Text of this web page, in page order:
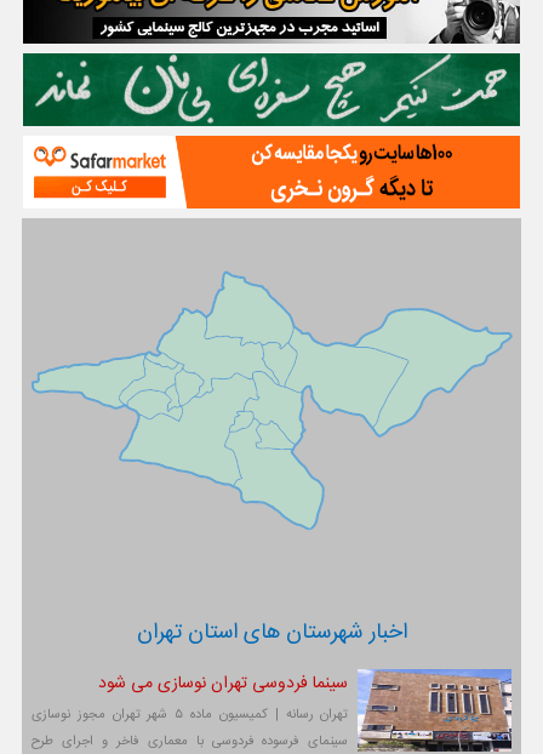
اخبار شهرستان های استان تهران
سینما فردوسی تهران نوسازی می شود
تهران رسانه | کمیسیون ماده ۵ شهر تهران مجوز نوسازی
سینمای فرسوده فردوسی با معماری فاخر و اجرای طرح